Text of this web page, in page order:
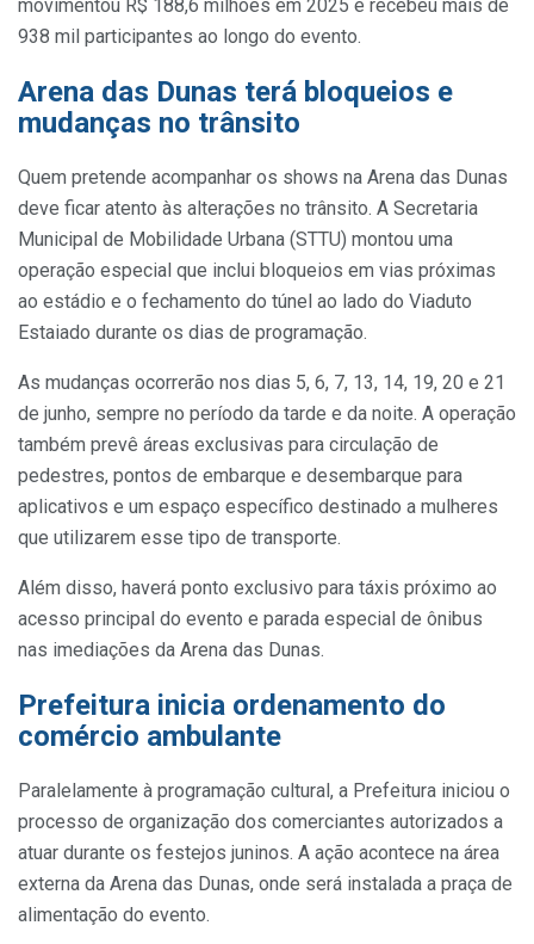
movimentou R$ 188,6 milhões em 2025 e recebeu mais de
938 mil participantes ao longo do evento.
Arena das Dunas terá bloqueios e
mudanças no trânsito
Quem pretende acompanhar os shows na Arena das Dunas
deve ficar atento às alterações no trânsito. A Secretaria
Municipal de Mobilidade Urbana (STTU) montou uma
operação especial que inclui bloqueios em vias próximas
ao estádio e o fechamento do túnel ao lado do Viaduto
Estaiado durante os dias de programação.
As mudanças ocorrerão nos dias 5, 6, 7, 13, 14, 19, 20 e 21
de junho, sempre no período da tarde e da noite. A operação
também prevê áreas exclusivas para circulação de
pedestres, pontos de embarque e desembarque para
aplicativos e um espaço específico destinado a mulheres
que utilizarem esse tipo de transporte.
Além disso, haverá ponto exclusivo para táxis próximo ao
acesso principal do evento e parada especial de ônibus
nas imediações da Arena das Dunas.
Prefeitura inicia ordenamento do
comércio ambulante
Paralelamente à programação cultural, a Prefeitura iniciou o
processo de organização dos comerciantes autorizados a
atuar durante os festejos juninos. A ação acontece na área
externa da Arena das Dunas, onde será instalada a praça de
alimentação do evento.